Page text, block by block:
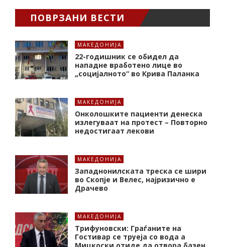
ПОВРЗАНИ ВЕСТИ
МАКЕДОНИЈА
22-годишник се обидел да
нападне вработено лице во
„социјалното“ во Крива Паланка
МАКЕДОНИЈА
Онколошките пациенти денеска
излегуваат на протест – Повторно
недостигаат лекови
МАКЕДОНИЈА
Западнонилската треска се шири
во Скопје и Велес, најризично е
Драчево
МАКЕДОНИЈА
Трифуновски: Граѓаните на
Гостивар се труеја со вода а